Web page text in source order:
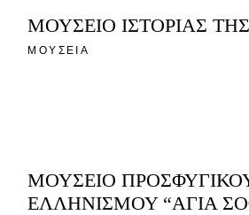
ΜΟΥΣΕΙΟ ΙΣΤΟΡΙΑΣ
ΜΟΥΣΕΙΑ
ΜΟΥΣΕΙΟ
ΕΛΛΗΝΙΣΜΟΥ “ΑΓΙΑ